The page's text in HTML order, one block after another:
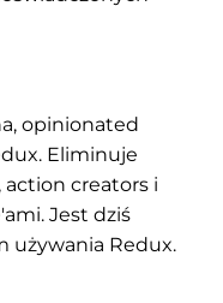
opinionated
Eliminuje
creators i
Jest dziś
używania Redux.